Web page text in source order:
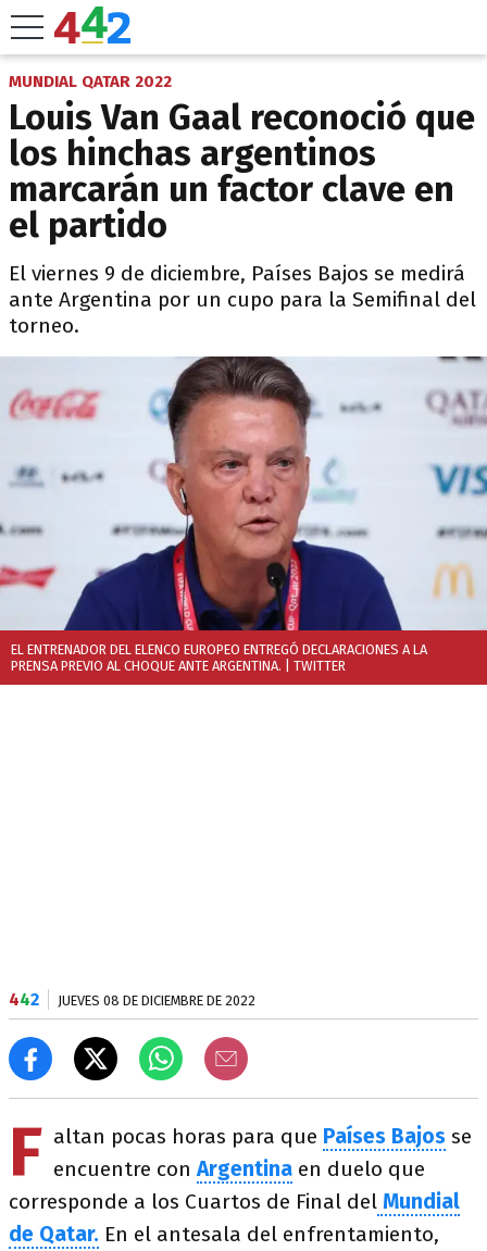
MUNDIAL QATAR 2022
Louis Van Gaal reconoció que
los hinchas argentinos
marcarán un factor clave en
el partido
El viernes 9 de diciembre, Países Bajos se medirá
ante Argentina por un cupo para la Semifinal del
torneo.
EL ENTRENADOR DEL ELENCO EUROPEO ENTREGÓ DECLARACIONES A LA
PRENSA PREVIO AL CHOQUE ANTE ARGENTINA. | TWITTER
442 JUEVES 08 DE DICIEMBRE DE 2022
F altan pocas horas para que Países Bajos se
encuentre conArgentina en duelo que
corresponde a los Cuartos de Final del Mundial
de Qatar. En el antesala del enfrentamiento,